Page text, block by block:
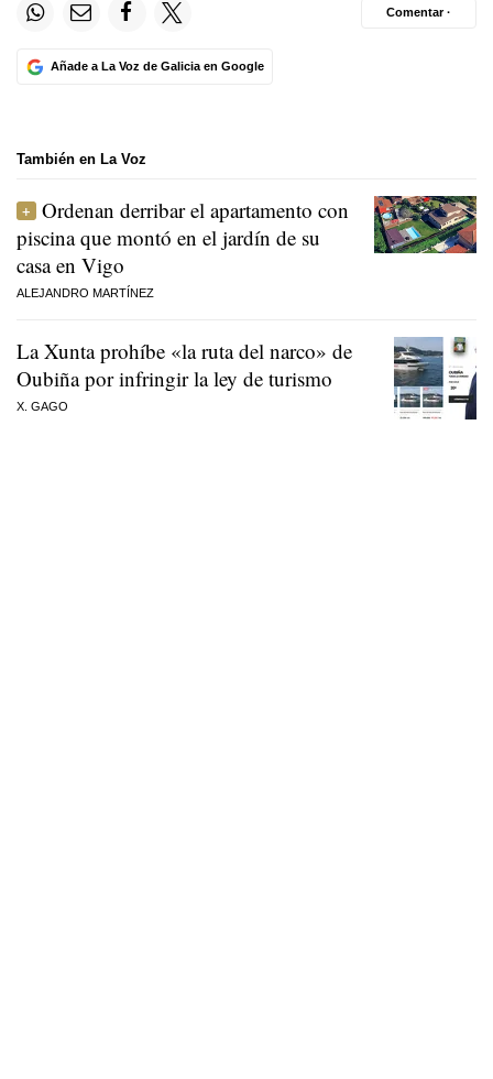
Añade a La Voz de Galicia en Google
Comentar ·
También en La Voz
Ordenan derribar el apartamento con
piscina que montó en el jardín de su
casa en Vigo
ALEJANDRO MARTÍNEZ
La Xunta prohíbe «la ruta del narco» de
Oubiña por infringir la ley de turismo
X. GAGO